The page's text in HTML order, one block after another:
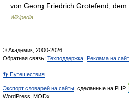
von Georg Friedrich Grotefend,
Wikipedia
© Академик, 2000-2026
Обратная связь: Техподдержка Реклама на
👣 Путешествия
Экспорт словарей на сайты , сделанные на PHP,
WordPress, MODx.